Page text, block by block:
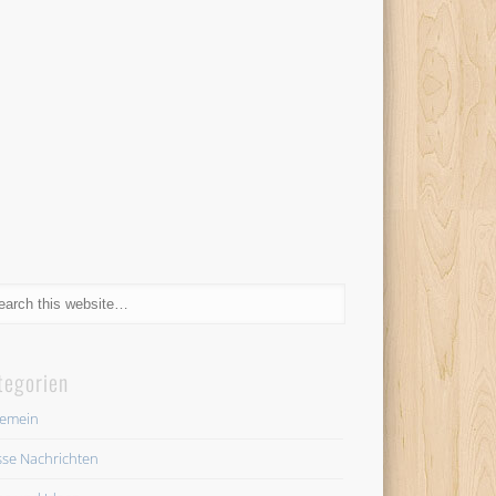
Nachrichten